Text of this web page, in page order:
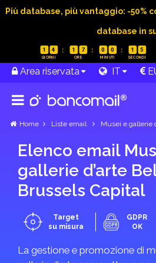
Più database, più vantaggio: -50%
database in
1 4 1 7 0 0 1 5
Area riservata IT
Home Liste email Musei e gallerie
Elenco email
gallerie d’arte
Brussels Capital
Target
su misura
GDPR
OK
La gestione e promozione di